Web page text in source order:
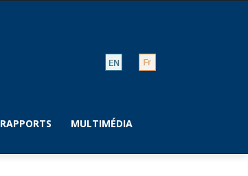
RAPPORTS MULTIMÉDIA